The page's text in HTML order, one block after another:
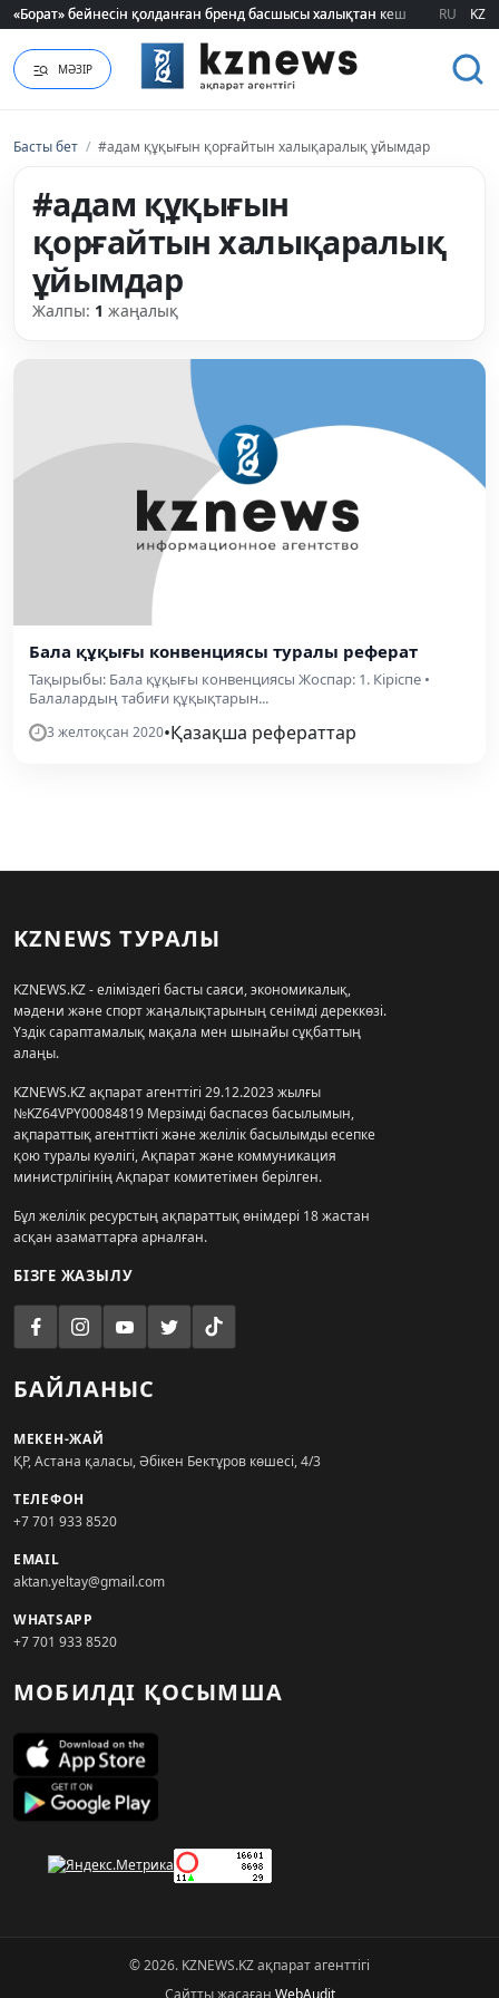
«Борат» бейнесін қолданған бренд басшысы халықтан кешірім сұрады
«Борат» бейнесін қолданған бренд басшысы халықтан кешірім сұрады
RU KZ
МӘЗІР
Басты бет / #адам құқығын қорғайтын халықаралық ұйымдар
#адам құқығын
қорғайтын халықаралық
ұйымдар
Жалпы: 1 жаңалық
Бала құқығы конвенциясы туралы реферат
Тақырыбы: Бала құқығы конвенциясы Жоспар: 1. Кіріспе •
Балалардың табиғи құқықтарын...
3 желтоқсан 2020•Қазақша рефераттар
KZNEWS ТУРАЛЫ
KZNEWS.KZ - еліміздегі басты саяси, экономикалық,
мәдени және спорт жаңалықтарының сенімді дереккөзі.
Үздік сараптамалық мақала мен шынайы сұқбаттың
алаңы.
KZNEWS.KZ ақпарат агенттігі 29.12.2023 жылғы
№KZ64VPY00084819 Мерзімді баспасөз басылымын,
ақпараттық агенттікті және желілік басылымды есепке
қою туралы куәлігі, Ақпарат және коммуникация
министрлігінің Ақпарат комитетімен берілген.
Бұл желілік ресурстың ақпараттық өнімдері 18 жастан
асқан азаматтарға арналған.
БІЗГЕ ЖАЗЫЛУ
БАЙЛАНЫС
МЕКЕН-ЖАЙ
ҚР, Астана қаласы, Әбікен Бектұров көшесі, 4/3
ТЕЛЕФОН
+7 701 933 8520
EMAIL
aktan.yeltay@gmail.com
WHATSAPP
+7 701 933 8520
МОБИЛДІ ҚОСЫМША
© 2026. KZNEWS.KZ ақпарат агенттігі
Сайтты жасаған WebAudit